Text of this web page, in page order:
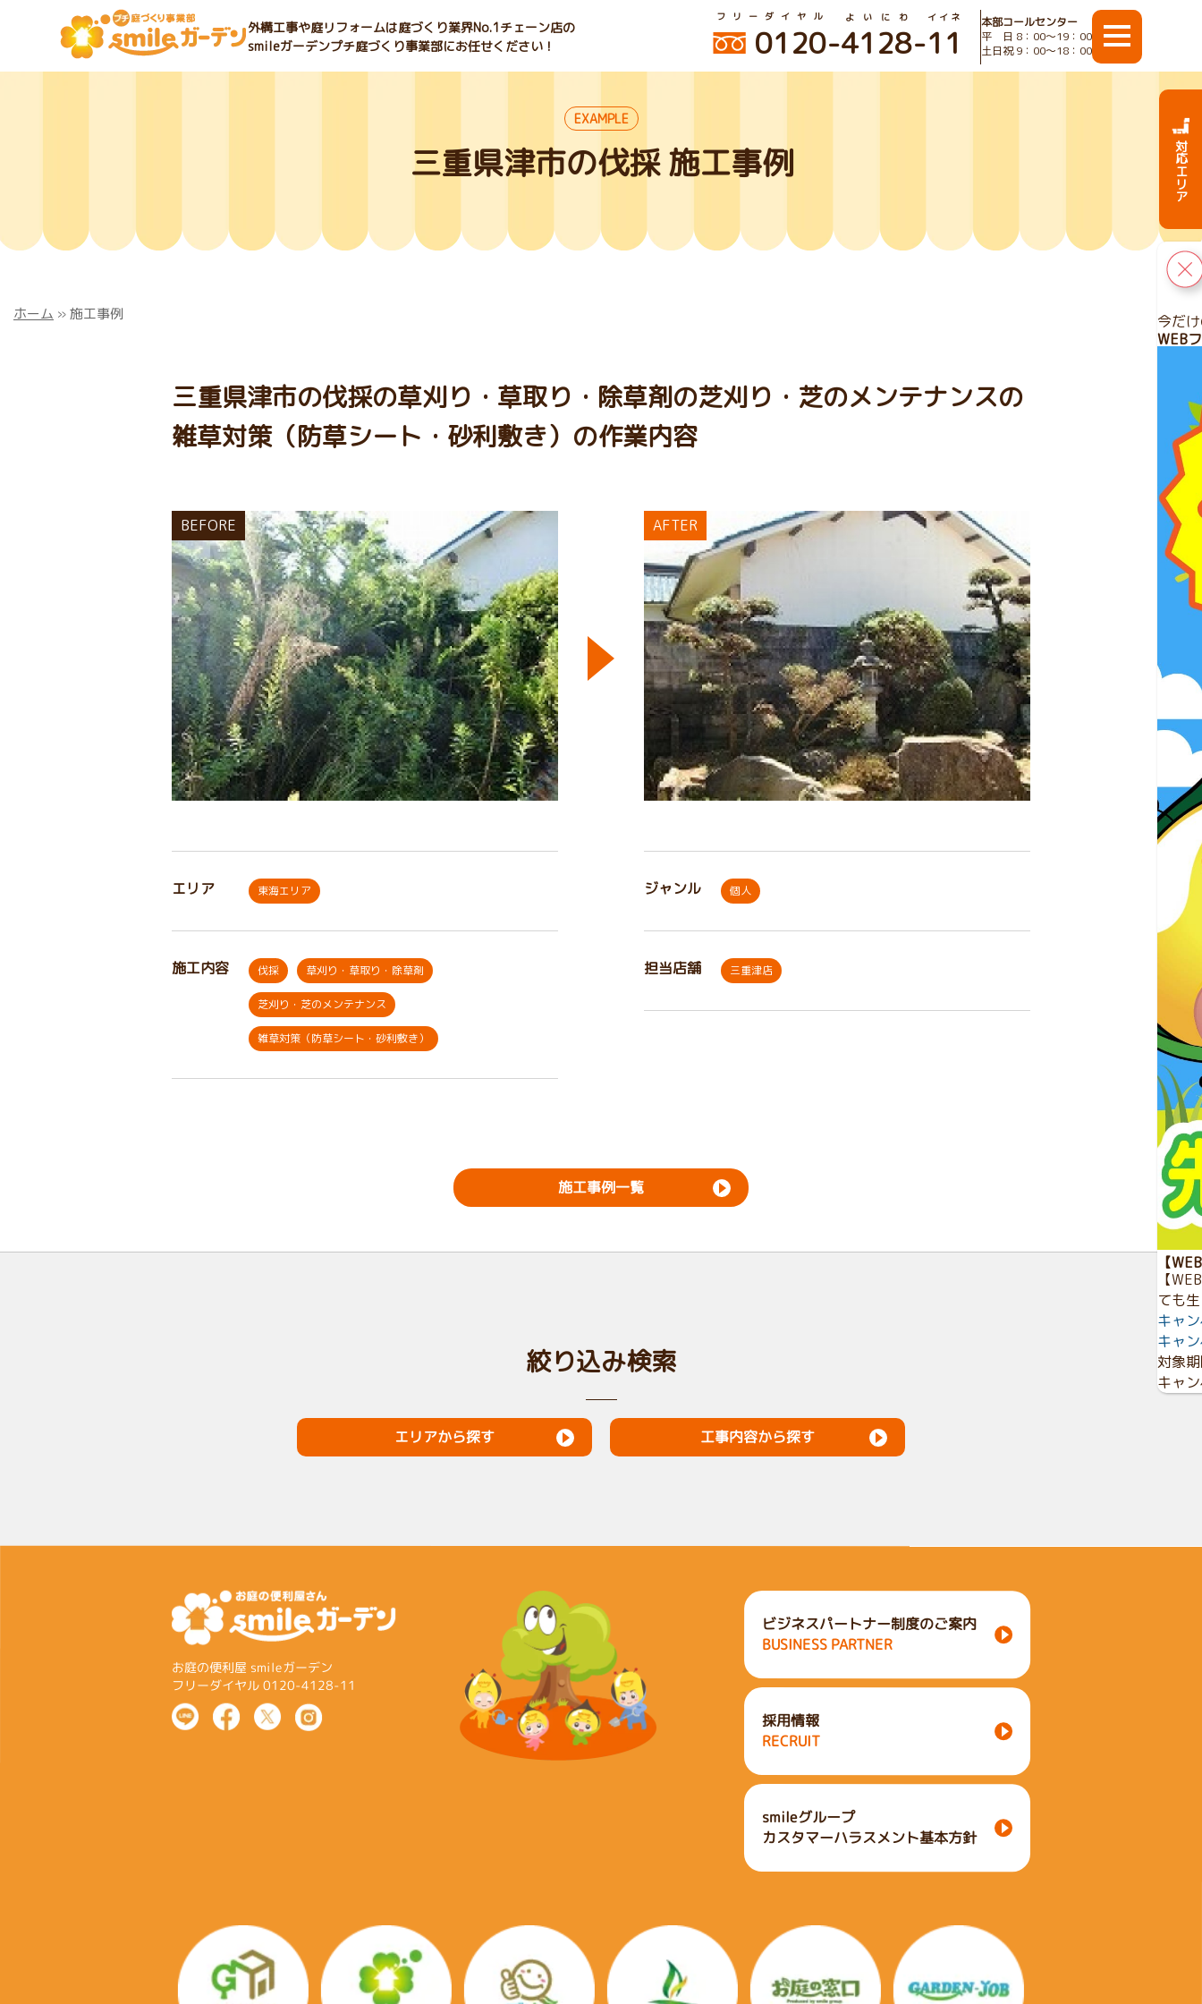
外構工事や庭リフォームは庭づくり業界No.1チェーン店の
smileガーデンプチ庭づくり事業部にお任せください！
0120
フリーダイヤル
-4128
よいにわ
-11
イイネ
本部コールセンター
平 日 8：00〜19：00
土日祝 9：00〜18：00
EXAMPLE
三重県津市の伐採 施工事例
ホーム »施工事例
三重県津市の伐採の草刈り・草取り・除草剤の芝刈り・芝のメンテナンスの
雑草対策（防草シート・砂利敷き）の作業内容
BEFORE AFTER
エリア 東海エリア ジャンル 個人
施工内容 伐採 草刈り・草取り・除草剤
芝刈り・芝のメンテナンス
雑草対策（防草シート・砂利敷き）
担当店舗 三重津店
施工事例一覧
絞り込み検索
エリアから探す 工事内容から探す
お庭の便利屋 smileガーデン
フリーダイヤル 0120-4128-11
ビジネスパートナー制度のご案内
BUSINESS PARTNER
採用情報
RECRUIT
smileグループ
カスタマーハラスメント基本方針
対応エリア
今だ
WEB
【
【
ても
キャ
キャ
対象
キャ